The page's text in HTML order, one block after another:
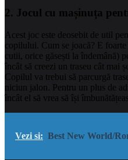
2. Jocul cu mașinuța
Acest joc este deosebit de util
copilului. Cum se joacă? E
cutii, orice găsești la îndemână)
încât să creezi un traseu cât mai
Copilul va trebui să parcurgă
niciun jalon. Pentru un plus de
încât el să vrea să își
Vezi si: Best New World/